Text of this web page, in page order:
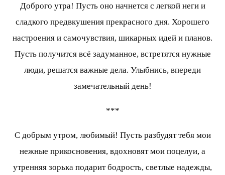
Доброго утра! Пусть оно начнется с легкой неги и
сладкого предвкушения прекрасного дня. Хорошего
настроения и самочувствия, шикарных идей и планов.
Пусть получится всё задуманное, встретятся нужные
люди, решатся важные дела. Улыбнись, впереди
замечательный день!
***
С добрым утром, любимый! Пусть разбудят тебя мои
нежные прикосновения, вдохновят мои поцелуи, а
утренняя зорька подарит бодрость, светлые надежды,